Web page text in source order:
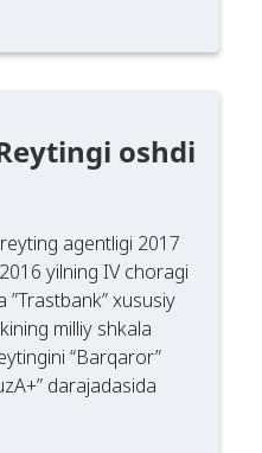
oshdi
agentligi 2017
yilning IV choragi
”Trastbank” xususiy
milliy shkala
“Barqaror”
darajadasida